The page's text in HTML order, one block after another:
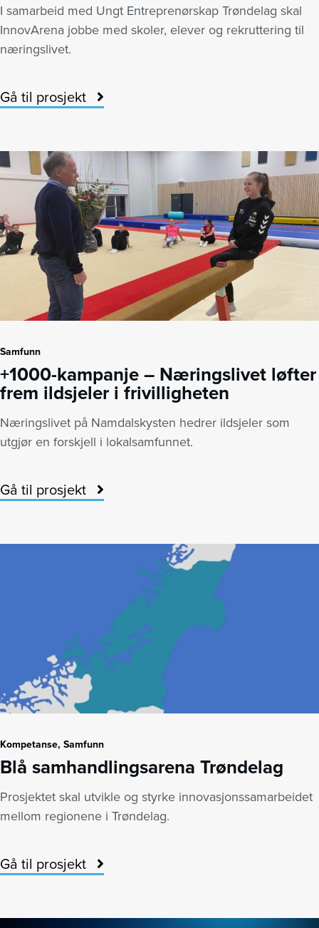
I samarbeid med Ungt Entreprenørskap Trøndelag skal
InnovArena jobbe med skoler, elever og rekruttering til
næringslivet.
Gå til prosjekt
Samfunn
+1000-kampanje – Næringslivet løfter
frem ildsjeler i frivilligheten
Næringslivet på Namdalskysten hedrer ildsjeler som
utgjør en forskjell i lokalsamfunnet.
Gå til prosjekt
Kompetanse, Samfunn
Blå samhandlingsarena Trøndelag
Prosjektet skal utvikle og styrke innovasjonssamarbeidet
mellom regionene i Trøndelag.
Gå til prosjekt